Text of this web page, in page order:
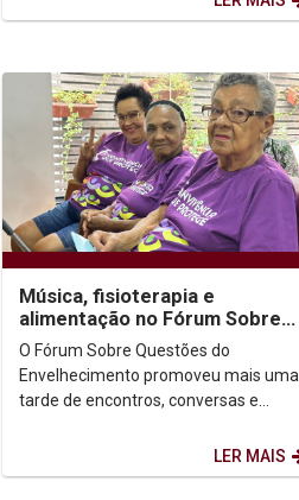
Música, fisioterapia e
alimentação no Fórum Sobre
Questões do Envelhecimento
O Fórum Sobre Questões do
Envelhecimento promoveu mais uma
tarde de encontros, conversas e
foram recebidos ao som do MPB...
LER MAIS